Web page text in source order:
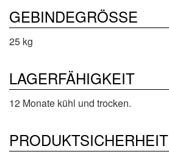
GEBINDEGRÖSSE
25 kg
LAGERFÄHIGKEIT
12 Monate kühl und trocken.
PRODUKTSICHERHEIT